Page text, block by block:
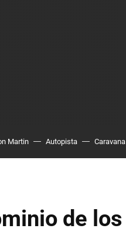
Martin Autopista Caravana
de los